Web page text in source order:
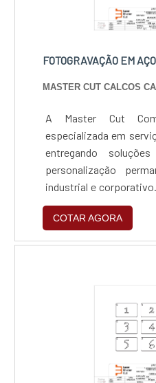
FOTOGRAVAÇÃO EM
MASTER CUT CALCOS
A Master Cut
especializada em
entregando
personalização
industrial e
ponta e rigor técnico
gravação seja uma
durabilidade,
COTAR AGORA